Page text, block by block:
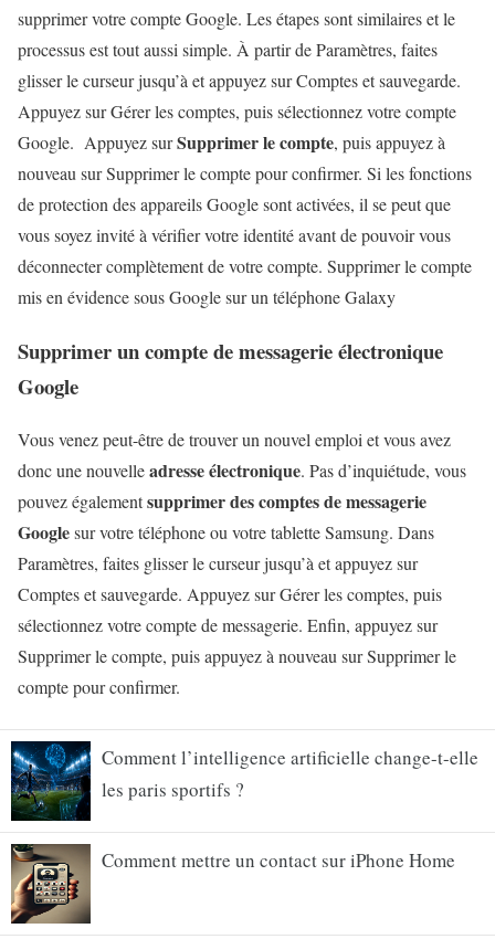
supprimer votre compte Google. Les étapes sont similaires et le
processus est tout aussi simple. À partir de Paramètres, faites
glisser le curseur jusqu’à et appuyez sur Comptes et sauvegarde.
Appuyez sur Gérer les comptes, puis sélectionnez votre compte
Google. Appuyez surSupprimer le compte, puis appuyez à
nouveau sur Supprimer le compte pour confirmer. Si les fonctions
de protection des appareils Google sont activées, il se peut que
vous soyez invité à vérifier votre identité avant de pouvoir vous
déconnecter complètement de votre compte. Supprimer le compte
mis en évidence sous Google sur un téléphone Galaxy
Supprimer un compte de messagerie électronique
Google
Vous venez peut-être de trouver un nouvel emploi et vous avez
donc une nouvelleadresse électronique. Pas d’inquiétude, vous
pouvez égalementsupprimer des comptes de messagerie
Googlesur votre téléphone ou votre tablette Samsung. Dans
Paramètres, faites glisser le curseur jusqu’à et appuyez sur
Comptes et sauvegarde. Appuyez sur Gérer les comptes, puis
sélectionnez votre compte de messagerie. Enfin, appuyez sur
Supprimer le compte, puis appuyez à nouveau sur Supprimer le
compte pour confirmer.
Comment l’intelligence artificielle change-t-elle
les paris sportifs ?
Comment mettre un contact sur iPhone Home